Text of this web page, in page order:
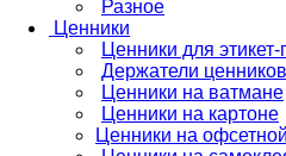
Разное
Ценники
Ценники для
Держатели
Ценники на ватмане
Ценники на картоне
Ценники на